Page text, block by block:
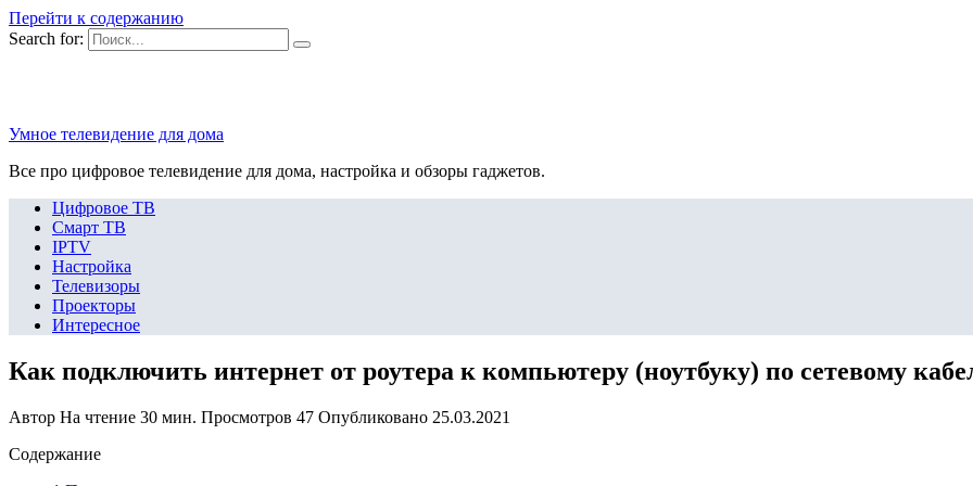
Перейти к содержанию
Search for:
Умное телевидение для дома
Все про цифровое телевидение для дома, настройка и обзоры гаджетов.
Цифровое ТВ
Смарт ТВ
IPTV
Настройка
Телевизоры
Проекторы
Интересное
Как подключить интернет от роутера к компьютеру (ноутбуку) по сетевому
Автор На чтение 30 мин. Просмотров 47 Опубликовано 25.03.2021
Содержание